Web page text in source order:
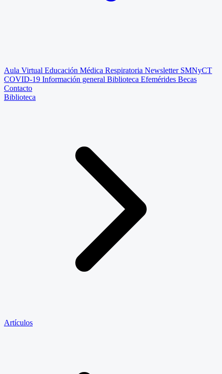
Aula Virtual Educación Médica Respiratoria Newsletter SMNyCT
COVID-19 Información general Biblioteca Efemérides Becas
Contacto
Biblioteca
Artículos